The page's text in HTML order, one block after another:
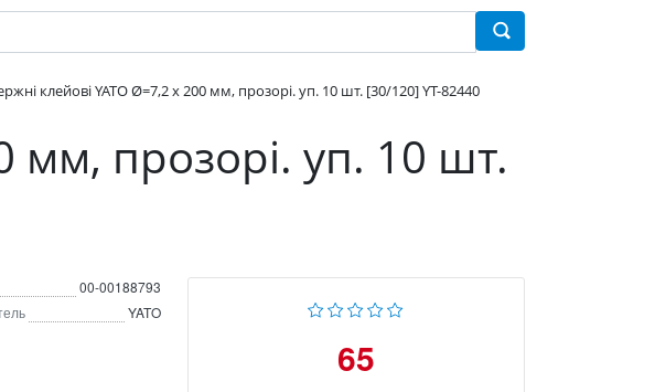
клейові YATO Ø=7,2 х 200 мм, прозорі. уп. 10 шт. [30/120] YT-82440
мм, прозорі. уп. 10 шт.
00-00188793
YATO
65